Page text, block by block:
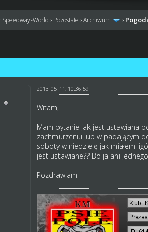
World › Pozostałe ›Archiwum ›
2013-05-11, 10:36:59
Witam,
Mam pytanie jak jest ustawiana
zachmurzeniu lub w padającym
soboty w niedzielę jak miałem
jest ustawiane?? Bo ja ani
Pozdrawiam